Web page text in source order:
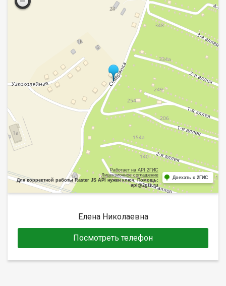
Работает на API 2ГИС
Лицензионное соглашение
Для корректной работы Raster JS API нужен ключ. Помощь:
api@2gis.ru
Доехать с 2ГИС
Елена Николаевна
Посмотреть телефон